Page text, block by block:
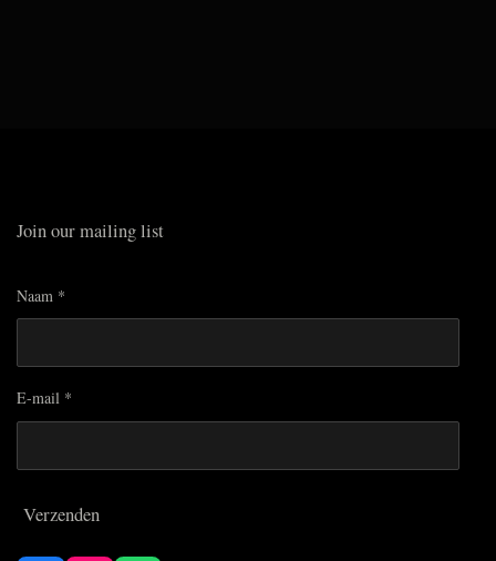
Join our mailing list
Naam *
E-mail *
Verzenden